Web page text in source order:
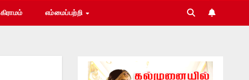
கிராமம் எம்மைப்பற்றி